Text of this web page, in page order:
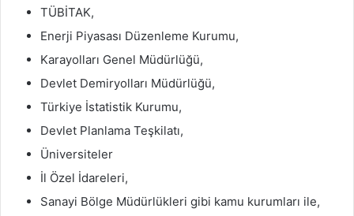
TÜBİTAK,
Enerji Piyasası Düzenleme Kurumu,
Karayolları Genel Müdürlüğü,
Devlet Demiryolları Müdürlüğü,
Türkiye İstatistik Kurumu,
Devlet Planlama Teşkilatı,
Üniversiteler
İl Özel İdareleri,
Sanayi Bölge Müdürlükleri gibi kamu kurumları ile,